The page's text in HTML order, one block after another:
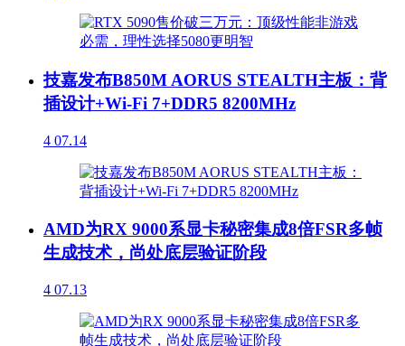
技嘉发布B850M AORUS STEALTH主板：背
插设计+Wi-Fi 7+DDR5 8200MHz
4 07.14
AMD为RX 9000系显卡秘密集成8倍FSR多帧
生成技术，尚处底层验证阶段
4 07.13